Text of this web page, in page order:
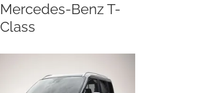
Mercedes-Benz T-
Class